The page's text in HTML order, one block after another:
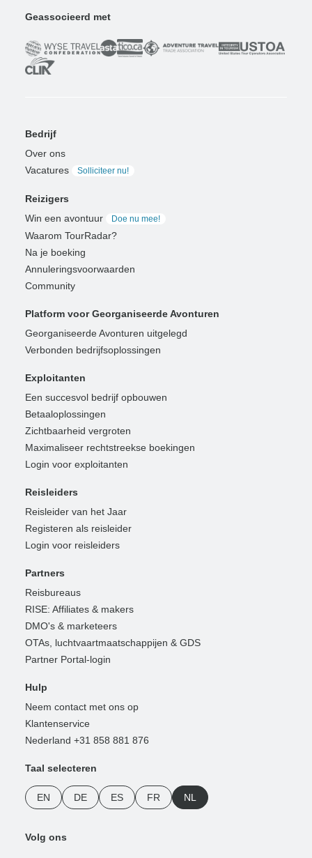
Geassocieerd met
Bedrijf
Over ons
Vacatures
Solliciteer nu!
Reizigers
Win een avontuur
Doe nu mee!
Waarom TourRadar?
Na je boeking
Annuleringsvoorwaarden
Community
Platform voor Georganiseerde Avonturen
Georganiseerde Avonturen uitgelegd
Verbonden bedrijfsoplossingen
Exploitanten
Een succesvol bedrijf opbouwen
Betaaloplossingen
Zichtbaarheid vergroten
Maximaliseer rechtstreekse boekingen
Login voor exploitanten
Reisleiders
Reisleider van het Jaar
Registeren als reisleider
Login voor reisleiders
Partners
Reisbureaus
RISE: Affiliates & makers
DMO's & marketeers
OTAs, luchtvaartmaatschappijen & GDS
Partner Portal-login
Hulp
Neem contact met ons op
Klantenservice
Nederland +31 858 881 876
Taal selecteren
EN DE ES FR NL
Volg ons